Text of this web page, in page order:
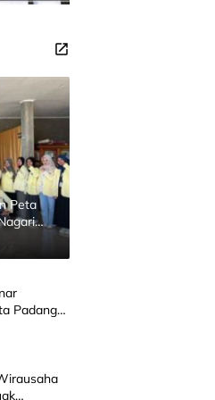
Peta
Padang
dan